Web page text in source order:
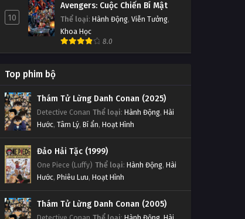
10
Avengers: Cuộc Chiến Bí Mật
Thể loại: Hành Động, Viễn Tưởng,
Khoa Học
8.0
Top phim bộ
Thám Tử Lừng Danh Conan (2025)
Detective Conan Thể loại: Hành Động, Hài
Hước, Tâm Lý, Bí ẩn, Hoạt Hình
Đảo Hải Tặc (1999)
One Piece (Luffy) Thể loại: Hành Động, Hài
Hước, Phiêu Lưu, Hoạt Hình
Thám Tử Lừng Danh Conan (2005)